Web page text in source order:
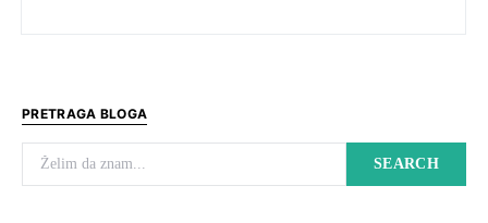
PRETRAGA BLOGA
Search for:
SEARCH